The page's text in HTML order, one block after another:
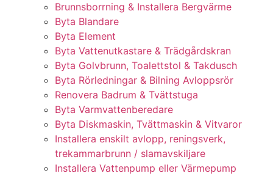
Brunnsborrning & Installera Bergvärme
Byta Blandare
Byta Element
Byta Vattenutkastare & Trädgårdskran
Byta Golvbrunn, Toalettstol & Takdusch
Byta Rörledningar & Bilning Avloppsrör
Renovera Badrum & Tvättstuga
Byta Varmvattenberedare
Byta Diskmaskin, Tvättmaskin & Vitvaror
Installera enskilt avlopp, reningsverk,
trekammarbrunn / slamavskiljare
Installera Vattenpump eller Värmepump